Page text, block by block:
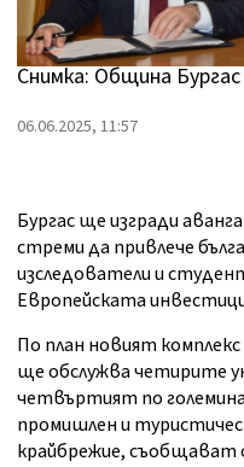
Снимка: Община Бургас
06.06.2025, 11:57
Бургас ще изгради
стреми да привлече
изследователи и
Европейската
По план новият
ще обслужва четирите
четвъртият по
промишлен и
крайбрежие, съобщават